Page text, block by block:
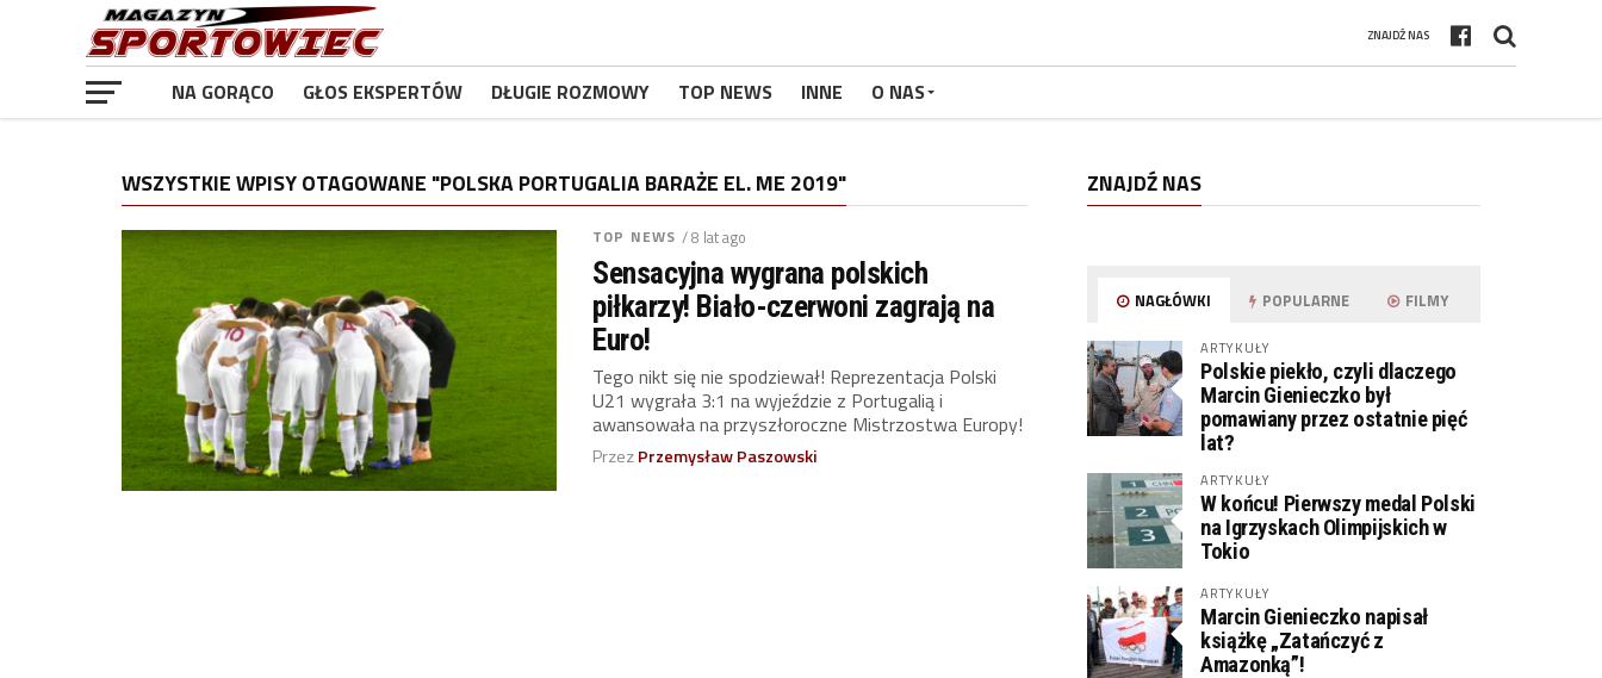
ZNAJDŹ NAS
NA GORĄCO GŁOS EKSPERTÓW DŁUGIE ROZMOWY TOP NEWS INNE O NAS
WSZYSTKIE WPISY OTAGOWANE "POLSKA PORTUGALIA BARAŻE EL. ME 2019"
TOP NEWS / 8 lat ago
Sensacyjna wygrana polskich
piłkarzy! Biało-czerwoni zagrają na
Euro!
Tego nikt się nie spodziewał! Reprezentacja Polski
U21 wygrała 3:1 na wyjeździe z Portugalią i
awansowała na przyszłoroczne Mistrzostwa Europy!
PrzezPrzemysław Paszowski
ZNAJDŹ NAS
NAGŁÓWKI POPULARNE FILMY
ARTYKUŁY
Polskie piekło, czyli dlaczego
Marcin Gienieczko był
pomawiany przez ostatnie pięć
lat?
ARTYKUŁY
W końcu! Pierwszy medal Polski
na Igrzyskach Olimpijskich w
Tokio
ARTYKUŁY
Marcin Gienieczko napisał
książkę „Zatańczyć z
Amazonką”!